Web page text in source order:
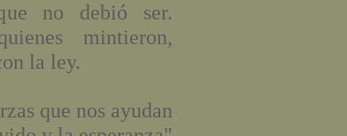
no debió ser.
mintieron,
la ley.
que nos ayudan